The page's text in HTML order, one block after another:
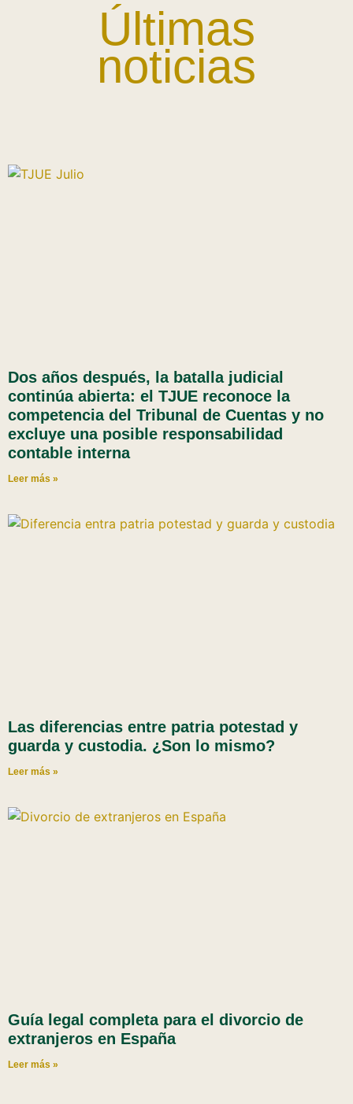
Últimas
noticias
Dos años después, la batalla judicial
continúa abierta: el TJUE reconoce la
competencia del Tribunal de Cuentas y no
excluye una posible responsabilidad
contable interna
Leer más »
Las diferencias entre patria potestad y
guarda y custodia. ¿Son lo mismo?
Leer más »
Guía legal completa para el divorcio de
extranjeros en España
Leer más »